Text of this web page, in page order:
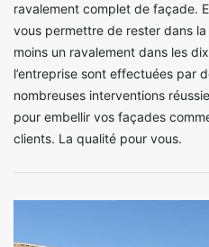
ravalement complet de façade.
vous permettre de rester dans la
moins un ravalement dans les
l’entreprise sont effectuées par
nombreuses interventions
pour embellir vos façades
clients. La qualité pour vous.